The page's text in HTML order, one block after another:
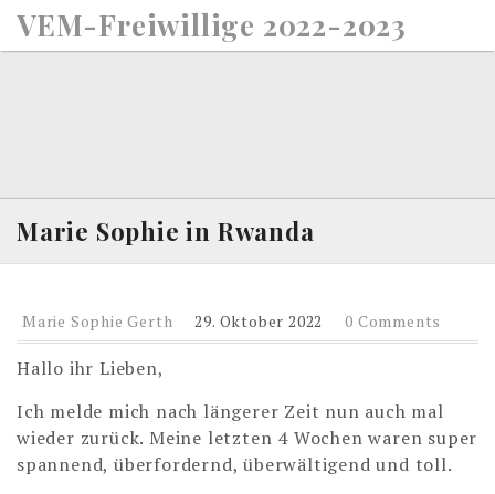
o
VEM-Freiwillige 2022-2023
Marie Sophie in Rwanda
Marie Sophie Gerth 29. Oktober 2022 0 Comments
Hallo ihr Lieben,
Ich melde mich nach längerer Zeit nun auch mal
wieder zurück. Meine letzten 4 Wochen waren super
spannend, überfordernd, überwältigend und toll.